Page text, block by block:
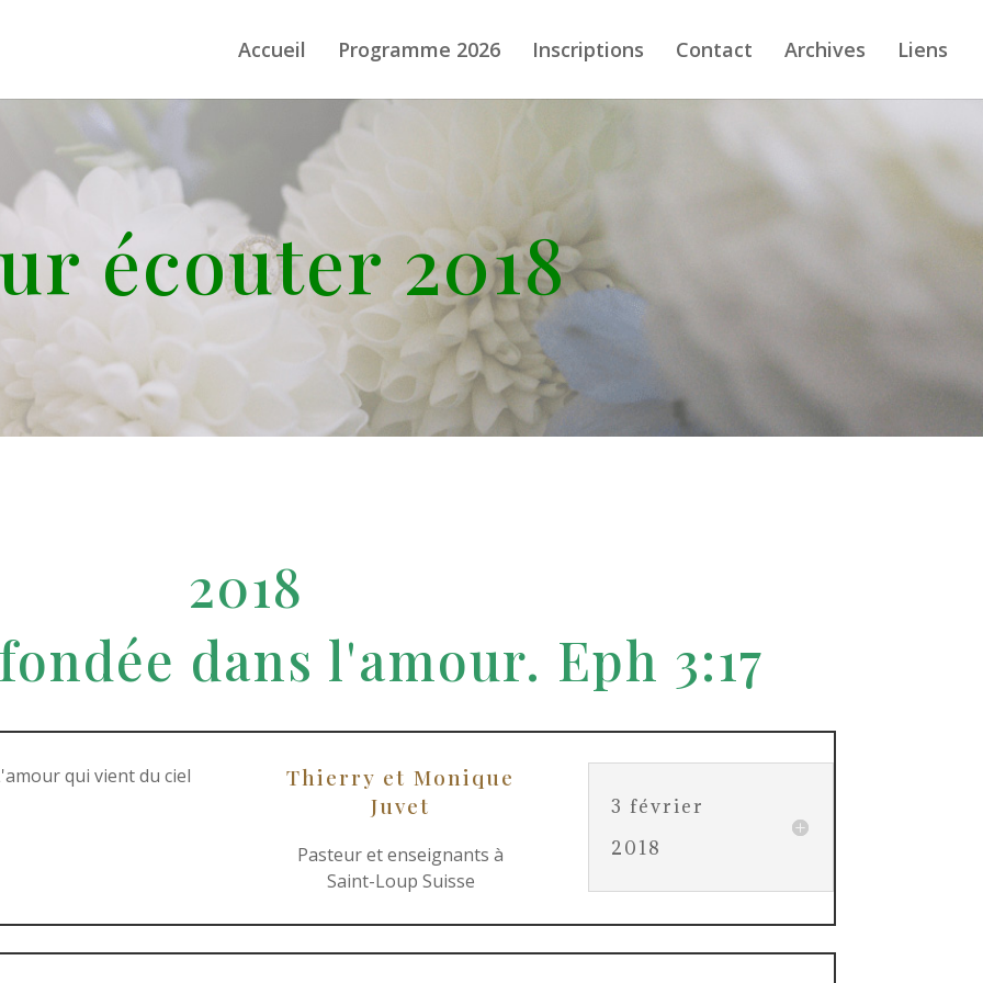
Accueil Programme 2026 Inscriptions Contact Archives Liens
écouter 2018
2018
dans l'amour. Eph 3:17
qui vient du ciel
Thierry et Monique
Juvet
Pasteur et enseignants à
Saint-Loup Suisse
3 février
2018